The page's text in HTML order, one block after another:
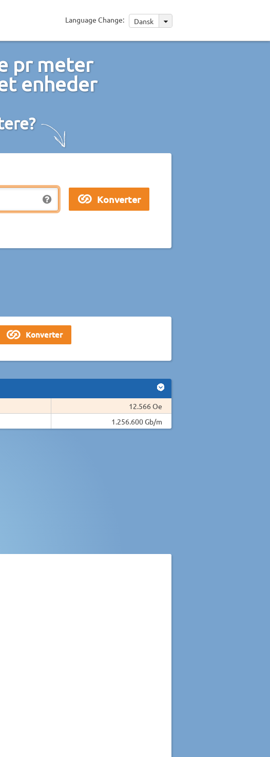
Language Change: Dansk
pr meter
enheder
12.566 Oe
1.256.600 Gb/m